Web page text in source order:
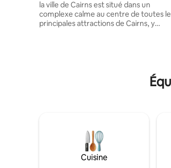
montagne
la ville de Cairns est situé dans un
complexe calme au centre de toutes
principales attractions de Cairns, y
de sport, jacuzzi, kitchenette, coin
télévision et vue imprenable sur les
vos vacances un moment inoubliable.
Cuisine